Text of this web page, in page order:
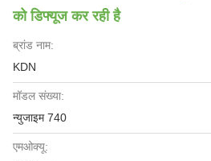
को डिफ्यूज कर रही है
ब्रांड नाम:
KDN
मॉडल संख्या:
न्युजाइम 740
एमओक्यू: